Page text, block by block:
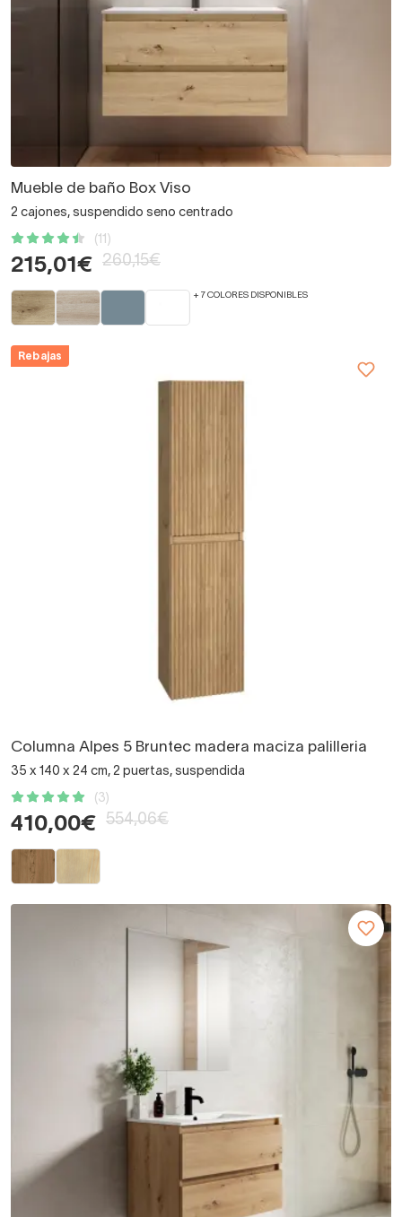
Mueble de baño Box Viso
2 cajones, suspendido seno centrado
(11)
215,01€ 260,15€
+ 7 COLORES DISPONIBLES
Rebajas
Columna Alpes 5 Bruntec madera maciza palilleria
35 x 140 x 24 cm, 2 puertas, suspendida
(3)
410,00€ 554,06€